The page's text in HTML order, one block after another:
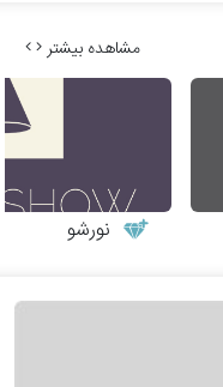
مشاهده بیشتر
نورشو